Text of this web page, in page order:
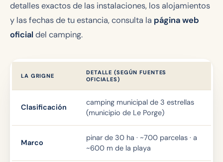
detalles exactos de las instalaciones, los alojamientos
y las fechas de tu estancia, consulta la página web
oficial del camping.
LA GRIGNE
DETALLE (SEGÚN FUENTES
OFICIALES)
Clasificación
camping municipal de 3 estrellas
(municipio de Le Porge)
Marco
pinar de 30 ha · ~700 parcelas · a
~600 m de la playa